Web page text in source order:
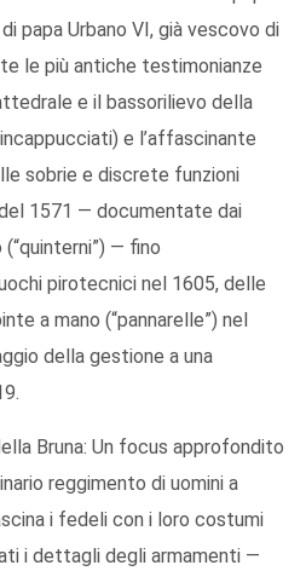
papa Urbano VI, già vescovo di
le più antiche testimonianze
e il bassorilievo della
e l’affascinante
sobrie e discrete funzioni
1571 — documentate dai
— fino
pirotecnici nel 1605, delle
a mano (“pannarelle”) nel
della gestione a una
Bruna: Un focus approfondito
reggimento di uomini a
i fedeli con i loro costumi
i dettagli degli armamenti —